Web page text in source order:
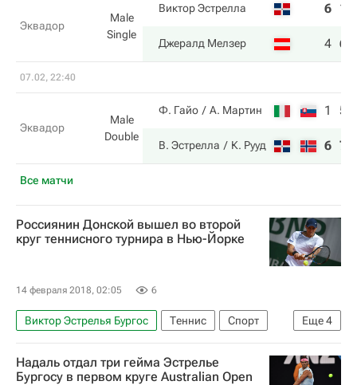
Все матчи
Эквадор
Male
Single
Виктор Эстрелла 6 1
Джералд Мелзер 4 6
07.02, 22:40
Эквадор
Male
Double
Ф. Гайо А. Мартин 1 5
В. Эстрелла К. Рууд 6 7
Россиянин Донской вышел во второй
круг теннисного турнира в Нью-Йорке
14 февраля 2018, 02:05 6
Еще4
Виктор Эстрелья Бургос Теннис
Спорт
ATP 250 Нью-Йорк
Ноа Рубин
Кэй Нисикори
Евгений Донской
Надаль отдал три гейма Эстрелье
Бургосу в первом круге Australian Open